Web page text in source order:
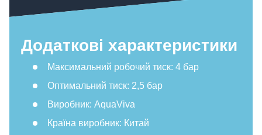
Додаткові характеристики
Максимальний робочий тиск: 4 бар
Оптимальний тиск: 2,5 бар
Виробник: AquaViva
Країна виробник: Китай